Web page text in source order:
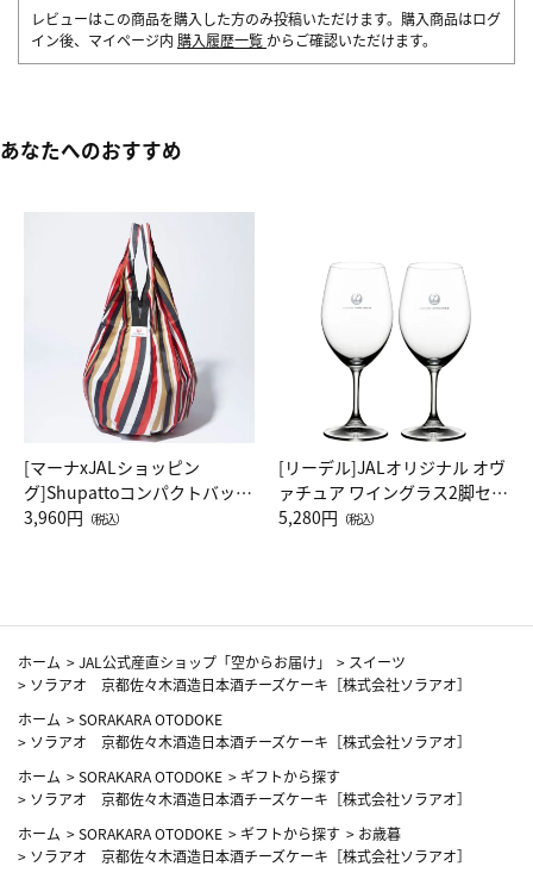
レビューはこの商品を購入した方のみ投稿いただけます。購入商品はログ
イン後、マイページ内 購入履歴一覧 からご確認いただけます。
あなたへのおすすめ
[マーナxJALショッピン
グ]Shupattoコンパクトバッグ
Drop JAL客室乗務員（LC）ス
3,960円 （税込）
[リーデル]JALオリジナル オヴ
ァチュア ワイングラス2脚セッ
ト（レッドワイン）
5,280円 （税込）
ホーム >JAL公式産直ショップ「空からお届け」 > スイーツ
> ソラアオ 京都佐々木酒造日本酒チーズケーキ［株式会社ソラアオ］
ホーム >SORAKARA OTODOKE
> ソラアオ 京都佐々木酒造日本酒チーズケーキ［株式会社ソラアオ］
ホーム >SORAKARA OTODOKE > ギフトから探す
> ソラアオ 京都佐々木酒造日本酒チーズケーキ［株式会社ソラアオ］
ホーム >SORAKARA OTODOKE > ギフトから探す > お歳暮
> ソラアオ 京都佐々木酒造日本酒チーズケーキ［株式会社ソラアオ］